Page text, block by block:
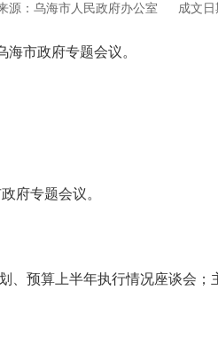
源：乌海市人民政府办公室 成文
市政府专题会议。
府专题会议。
预算上半年执行情况座谈会；